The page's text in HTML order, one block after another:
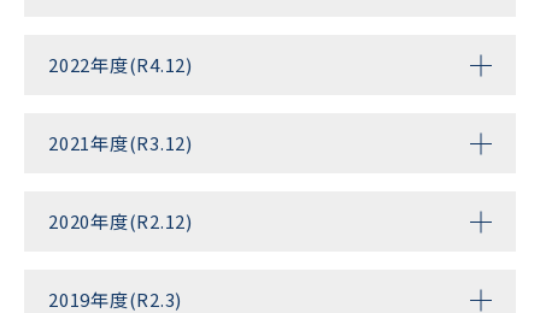
2022年度(R4.12)
2021年度(R3.12)
2020年度(R2.12)
2019年度(R2.3)